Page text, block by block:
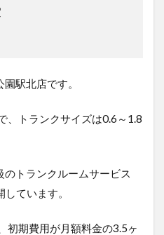
園駅北店です。
、トランクサイズは0.6～1.8
トランクルームサービス
ています。
初期費用が月額料金の3.5ヶ